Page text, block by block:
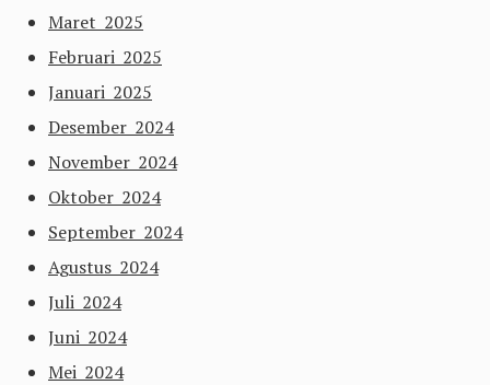
Maret 2025
Februari 2025
Januari 2025
Desember 2024
November 2024
Oktober 2024
September 2024
Agustus 2024
Juli 2024
Juni 2024
Mei 2024